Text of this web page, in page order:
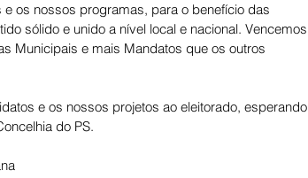
os nossos programas, para o benefício das
sólido e unido a nível local e nacional. Vencemos
Municipais e mais Mandatos que os outros
e os nossos projetos ao eleitorado, esperando
do PS.